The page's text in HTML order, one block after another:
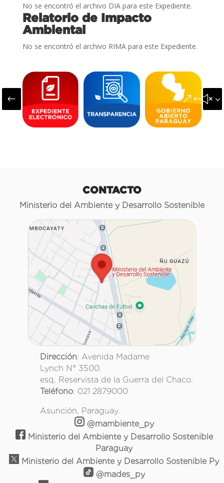
No se encontró el archivo DIA para este Expediente.
Relatorio de Impacto
Ambiental
No se encontró el archivo RIMA para este Expediente.
#
CONTACTO
Ministerio del Ambiente y Desarrollo Sostenible
Dirección: Avenida Madame
Lynch N° 3500.
esq. Reservista de la Guerra del Chaco.
Teléfono: 021 2879000
Asunción, Paraguay.
@mambiente_py
Ministerio del Ambiente y Desarrollo Sostenible
Paraguay
Ministerio del Ambiente y Desarrollo Sostenible Py
@mades_py